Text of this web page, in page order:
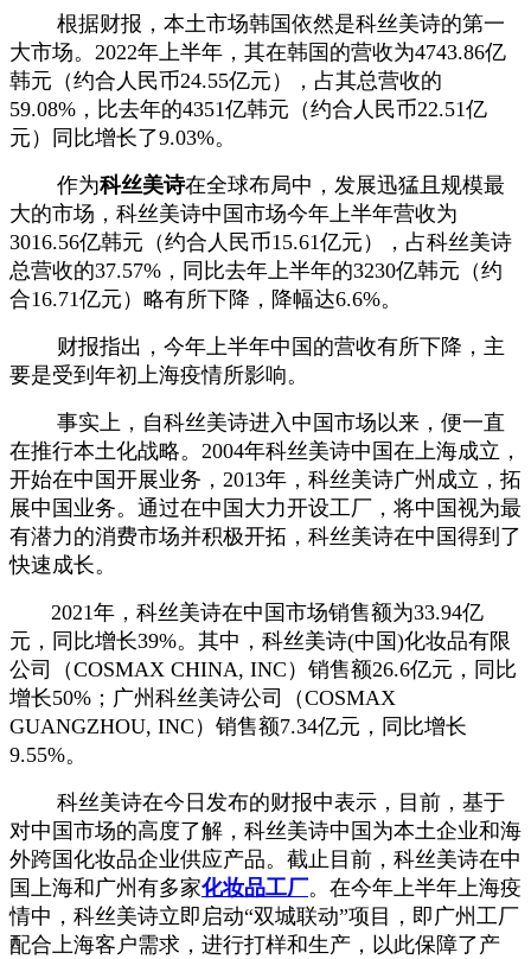
根据财报，本土市场韩国依然是科丝美诗的第一
大市场。2022年上半年，其在韩国的营收为4743.86亿
韩元（约合人民币24.55亿元），占其总营收的
59.08%，比去年的4351亿韩元（约合人民币22.51亿
元）同比增长了9.03%。
作为科丝美诗在全球布局中，发展迅猛且规模最
大的市场，科丝美诗中国市场今年上半年营收为
3016.56亿韩元（约合人民币15.61亿元），占科丝美诗
总营收的37.57%，同比去年上半年的3230亿韩元（约
合16.71亿元）略有所下降，降幅达6.6%。
财报指出，今年上半年中国的营收有所下降，主
要是受到年初上海疫情所影响。
事实上，自科丝美诗进入中国市场以来，便一直
在推行本土化战略。2004年科丝美诗中国在上海成立，
开始在中国开展业务，2013年，科丝美诗广州成立，拓
展中国业务。通过在中国大力开设工厂，将中国视为最
有潜力的消费市场并积极开拓，科丝美诗在中国得到了
快速成长。
2021年，科丝美诗在中国市场销售额为33.94亿
元，同比增长39%。其中，科丝美诗(中国)化妆品有限
公司（COSMAX CHINA, INC）销售额26.6亿元，同比
增长50%；广州科丝美诗公司（COSMAX
GUANGZHOU, INC）销售额7.34亿元，同比增长
9.55%。
科丝美诗在今日发布的财报中表示，目前，基于
对中国市场的高度了解，科丝美诗中国为本土企业和海
外跨国化妆品企业供应产品。截止目前，科丝美诗在中
国上海和广州有多家化妆品工厂。在今年上半年上海疫
情中，科丝美诗立即启动“双城联动”项目，即广州工厂
配合上海客户需求，进行打样和生产，以此保障了产